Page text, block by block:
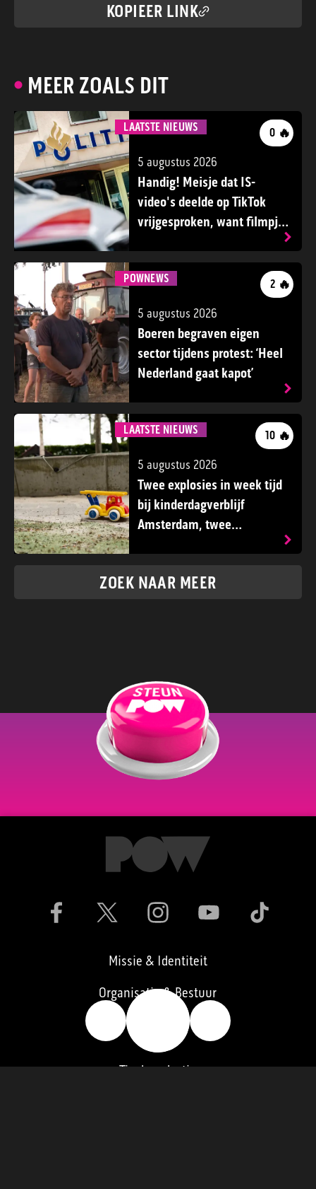
KOPIEER LINK
MEER ZOALS DIT
LAATSTE NIEUWS 0 🔥
5 augustus 2026
Handig! Meisje dat IS-
video's deelde op TikTok
vrijgesproken, want filmpjes
POWNEWS 2 🔥
5 augustus 2026
Boeren begraven eigen
sector tijdens protest: ‘Heel
Nederland gaat kapot’
LAATSTE NIEUWS 10 🔥
5 augustus 2026
Twee explosies in week tijd
bij kinderdagverblijf
Amsterdam, twee
minderjarigen aangehouden
ZOEK NAAR MEER
Missie & Identiteit
Organisatie & Bestuur
Tip de redactie